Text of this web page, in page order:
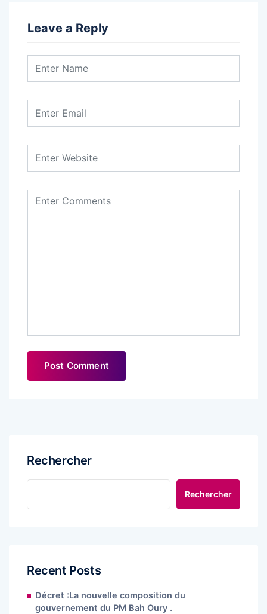
Leave a Reply
Rechercher
Rechercher
Recent Posts
Décret :La nouvelle composition du
gouvernement du PM Bah Oury .